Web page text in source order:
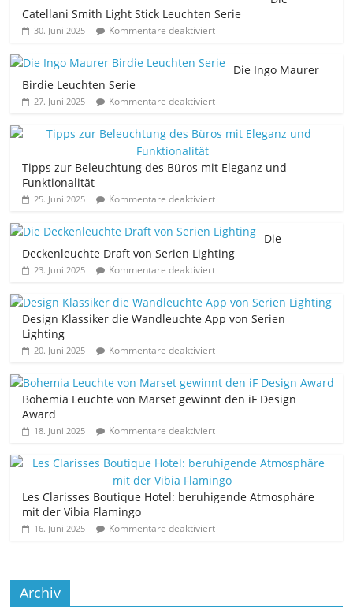
Catellani Smith Light Stick Leuchten Serie
30. Juni 2025 Kommentare deaktiviert
Die Ingo Maurer
Birdie Leuchten Serie
27. Juni 2025 Kommentare deaktiviert
Tipps zur Beleuchtung des Büros mit Eleganz und
Funktionalität
25. Juni 2025 Kommentare deaktiviert
Die
Deckenleuchte Draft von Serien Lighting
23. Juni 2025 Kommentare deaktiviert
Design Klassiker die Wandleuchte App von Serien
Lighting
20. Juni 2025 Kommentare deaktiviert
Bohemia Leuchte von Marset gewinnt den iF Design
Award
18. Juni 2025 Kommentare deaktiviert
Les Clarisses Boutique Hotel: beruhigende Atmosphäre
mit der Vibia Flamingo
16. Juni 2025 Kommentare deaktiviert
Archiv